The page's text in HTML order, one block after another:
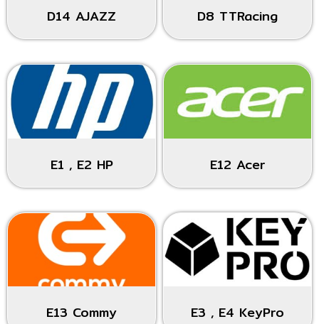
D14 AJAZZ D8 TTRacing
E1 , E2 HP E12 Acer
E13 Commy E3 , E4 KeyPro